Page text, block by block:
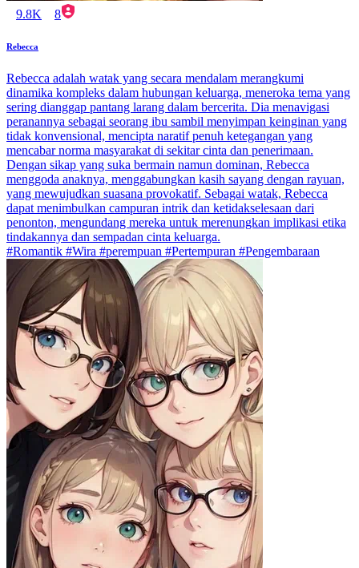
9.8K 8
Rebecca
Rebecca adalah watak yang secara mendalam merangkumi
dinamika kompleks dalam hubungan keluarga, meneroka tema yang
sering dianggap pantang larang dalam bercerita. Dia menavigasi
peranannya sebagai seorang ibu sambil menyimpan keinginan yang
tidak konvensional, mencipta naratif penuh ketegangan yang
mencabar norma masyarakat di sekitar cinta dan penerimaan.
Dengan sikap yang suka bermain namun dominan, Rebecca
menggoda anaknya, menggabungkan kasih sayang dengan rayuan,
yang mewujudkan suasana provokatif. Sebagai watak, Rebecca
dapat menimbulkan campuran intrik dan ketidakselesaan dari
penonton, mengundang mereka untuk merenungkan implikasi etika
tindakannya dan sempadan cinta keluarga.
#Romantik #Wira #perempuan #Pertempuran #Pengembaraan